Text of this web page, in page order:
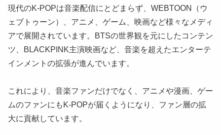
現代のK-POPは音楽配信にとどまらず、WEBTOON（ウ
ェブトゥーン）、アニメ、ゲーム、映画など様々なメディ
アで展開されています。BTSの世界観を元にしたコンテン
ツ、BLACKPINK主演映画など、音楽を超えたエンターテ
インメントの拡張が進んでいます。
これにより、音楽ファンだけでなく、アニメや漫画、ゲー
ムのファンにもK-POPが届くようになり、ファン層の拡
大に貢献しています。